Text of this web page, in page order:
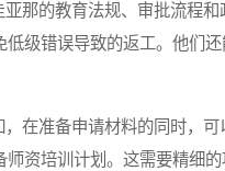
的教育法规、审批流程和
级错误导致的返工。他们
准备申请材料的同时，可
资培训计划。这需要精细